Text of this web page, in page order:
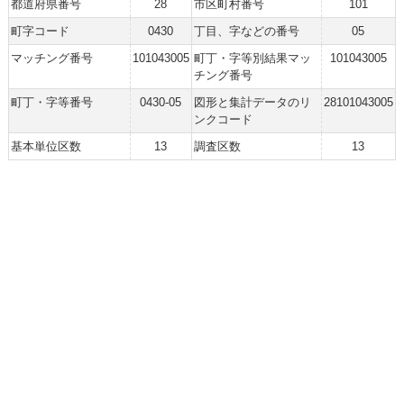
都道府県番号 28 市区町村番号
101
町字コード
0430 丁目、字などの番号
05
マッチング番号
101043005 町丁・字等別結果マッ
チング番号
101043005
町丁・字等番号 0430-05
図形と集計データのリ
ンクコード
28101043005
基本単位区数 13 調査区数 13